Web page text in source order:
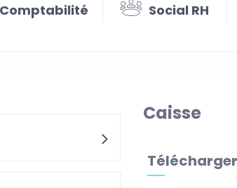
Comptabilité Social RH
Caisse